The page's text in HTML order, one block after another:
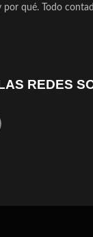
por qué. Todo
REDES